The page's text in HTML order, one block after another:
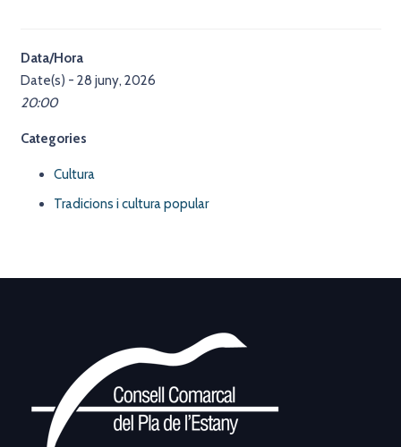
Data/Hora
Date(s) - 28 juny, 2026
20:00
Categories
Cultura
Tradicions i cultura popular